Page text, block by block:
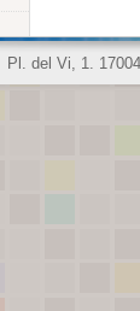
Pl. del Vi, 1.